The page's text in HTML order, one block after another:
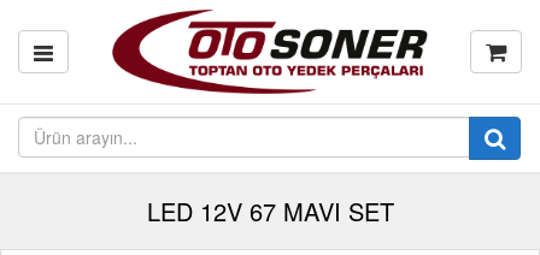
LED 12V 67 MAVI SET